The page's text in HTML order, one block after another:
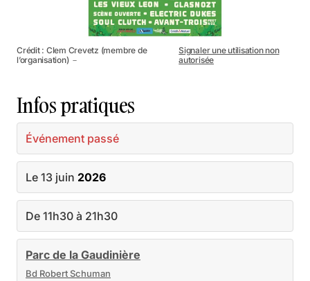
Crédit : Clem Crevetz (membre de
l’organisation) －
Signaler une utilisation non
autorisée
Infos pratiques
Événement passé
Le 13 juin 2026
De 11h30 à 21h30
Parc de la Gaudinière
Bd Robert Schuman